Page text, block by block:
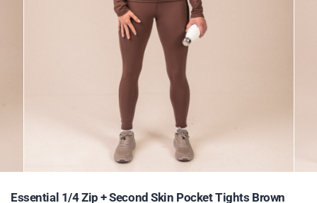
Essential 1/4 Zip + Second Skin Pocket Tights Brown